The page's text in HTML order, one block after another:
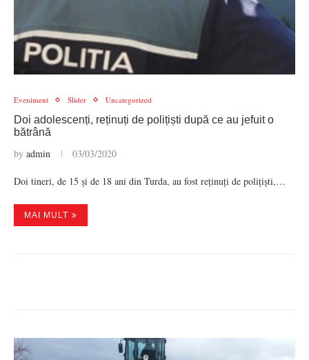
Eveniment Slider Uncategorized
Doi adolescenți, reținuți de polițiști după ce au jefuit o
bătrână
by admin 03/03/2020
Doi tineri, de 15 și de 18 ani din Turda, au fost reținuți de polițiști,…
MAI MULT